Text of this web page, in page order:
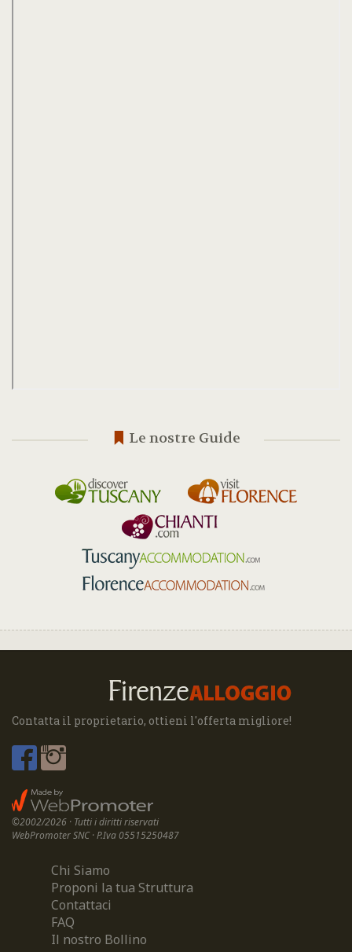
Le nostre Guide
Contatta il proprietario, ottieni l'offerta migliore!
©2002/2026 · Tutti i diritti riservati
WebPromoter SNC · P.Iva 05515250487
Chi Siamo
Proponi la tua Struttura
Contattaci
FAQ
Il nostro Bollino